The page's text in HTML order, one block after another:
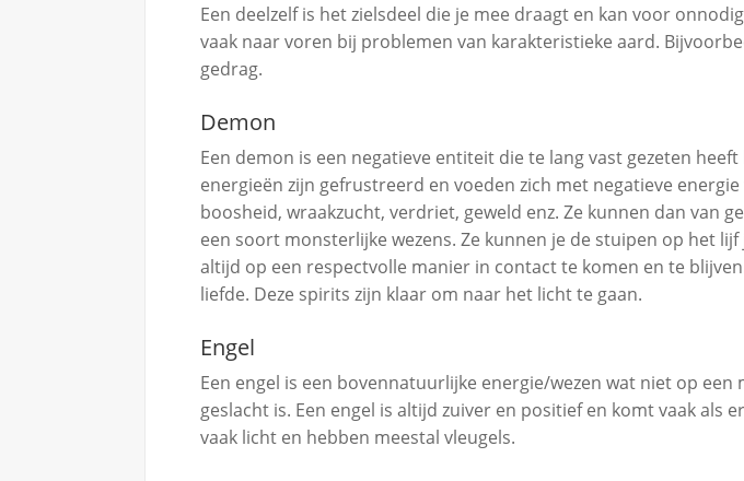
Een deelzelf is het zielsdeel die je mee draagt en kan voor
vaak naar voren bij problemen van karakteristieke aard.
gedrag.
Demon
Een demon is een negatieve entiteit die te lang vast gezeten
energieën zijn gefrustreerd en voeden zich met negatieve energie
boosheid, wraakzucht, verdriet, geweld enz. Ze kunnen dan van
een soort monsterlijke wezens. Ze kunnen je de stuipen op het
altijd op een respectvolle manier in contact te komen en te
liefde. Deze spirits zijn klaar om naar het licht te gaan.
Engel
Een engel is een bovennatuurlijke energie/wezen wat niet op een
geslacht is. Een engel is altijd zuiver en positief en komt vaak als
vaak licht en hebben meestal vleugels.